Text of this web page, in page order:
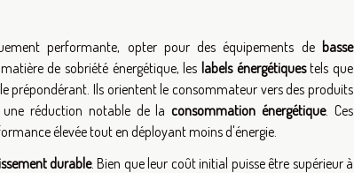
performante, opter pour des équipements de basse
de sobriété énergétique, leslabels énergétiquestels que
prépondérant. Ils orientent le consommateur vers des produits
réduction notable de laconsommation énergétique. Ces
élevée tout en déployant moins d'énergie.
durable. Bien que leur coût initial puisse être supérieur à